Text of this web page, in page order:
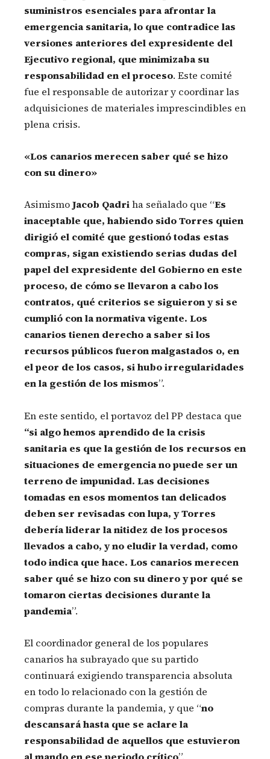
suministros esenciales para afrontar la
emergencia sanitaria, lo que contradice las
versiones anteriores del expresidente del
Ejecutivo regional, que minimizaba su
responsabilidad en el proceso. Este comité
fue el responsable de autorizar y coordinar las
adquisiciones de materiales imprescindibles en
plena crisis.
«Los canarios merecen saber qué se hizo
con su dinero»
AsimismoJacob Qadriha señalado que “Es
inaceptable que, habiendo sido Torres quien
dirigió el comité que gestionó todas estas
compras, sigan existiendo serias dudas del
papel del expresidente del Gobierno en este
proceso, de cómo se llevaron a cabo los
contratos, qué criterios se siguieron y si se
cumplió con la normativa vigente. Los
canarios tienen derecho a saber si los
recursos públicos fueron malgastados o, en
el peor de los casos, si hubo irregularidades
en la gestión de los mismos”.
En este sentido, el portavoz del PP destaca que
“si algo hemos aprendido de la crisis
sanitaria es que la gestión de los recursos en
situaciones de emergencia no puede ser un
terreno de impunidad. Las decisiones
tomadas en esos momentos tan delicados
deben ser revisadas con lupa, y Torres
debería liderar la nitidez de los procesos
llevados a cabo, y no eludir la verdad, como
todo indica que hace. Los canarios merecen
saber qué se hizo con su dinero y por qué se
tomaron ciertas decisiones durante la
pandemia”.
El coordinador general de los populares
canarios ha subrayado que su partido
continuará exigiendo transparencia absoluta
en todo lo relacionado con la gestión de
compras durante la pandemia, y que “no
descansará hasta que se aclare la
responsabilidad de aquellos que estuvieron